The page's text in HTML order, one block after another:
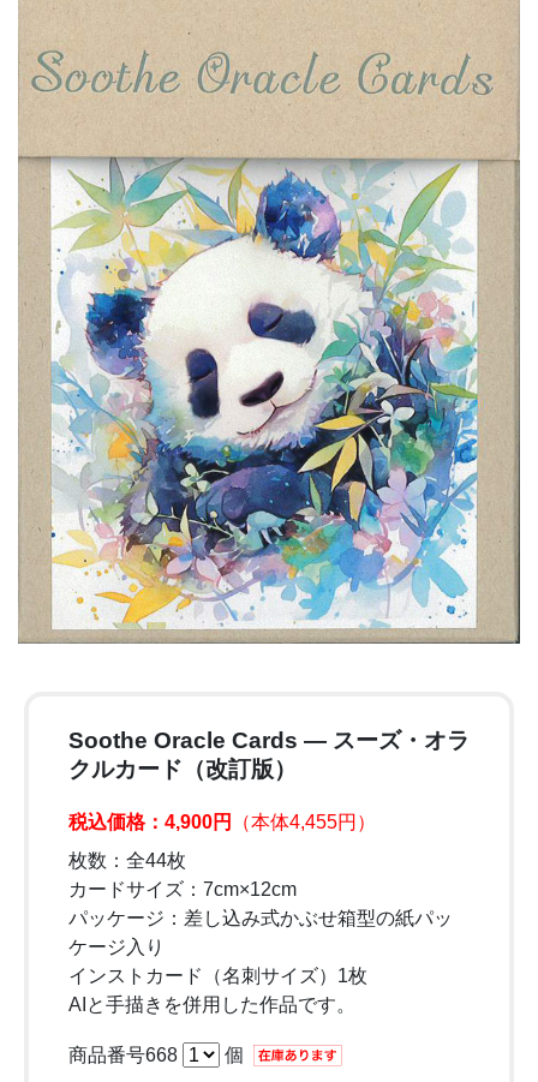
Soothe Oracle Cards ― スーズ・オラ
クルカード（改訂版）
税込価格：4,900円
（本体4,455円）
枚数：全44枚
カードサイズ：7cm×12cm
パッケージ：差し込み式かぶせ箱型の紙パッ
ケージ入り
インストカード（名刺サイズ）1枚
AIと手描きを併用した作品です。
商品番号668 個